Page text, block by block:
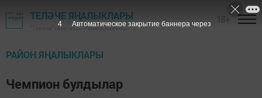
ТЕЛӘЧЕ ЯҢАЛЫКЛАРЫ
"Теләче" газетасы - Теләче районы
РАЙОН ЯҢАЛЫКЛАРЫ
Чемпион булдылар
3 Автоматическое закрытие баннера через